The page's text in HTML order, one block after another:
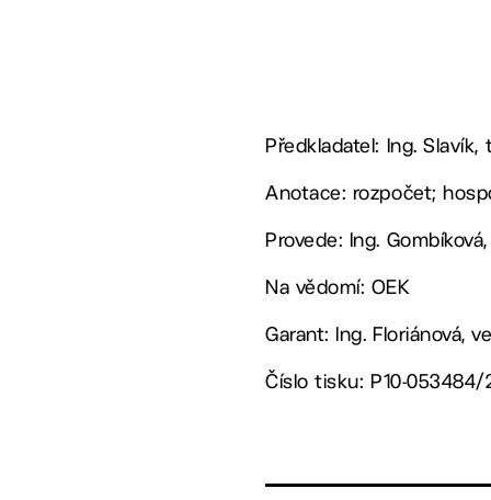
Předkladatel: Ing. Slavík,
Anotace: rozpočet;
Provede: Ing.
Na vědomí: OEK
Garant: Ing. Floriánová,
Číslo tisku: P10-053484/